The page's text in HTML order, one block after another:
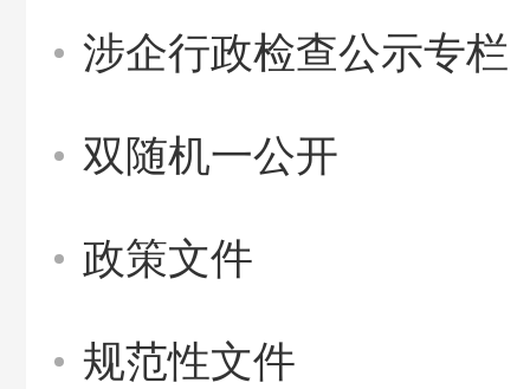
涉企行政检查公示专栏
双随机一公开
政策文件
规范性文件